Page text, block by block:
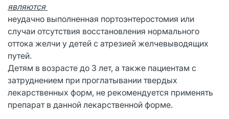
являются
неудачно выполненная портоэнтеростомия или
случаи отсутствия восстановления нормального
оттока желчи у детей с атрезией желчевыводящих
путей.
Детям в возрасте до 3 лет, а также пациентам с
затруднением при проглатывании твердых
лекарственных форм, не рекомендуется применять
препарат в данной лекарственной форме.